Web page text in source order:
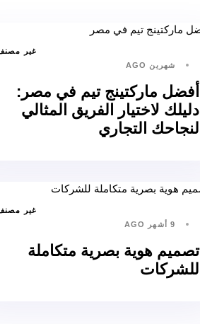
غير
شهرين AGO
أفضل ماركتينج تيم في مصر:
دليلك لاختيار الفريق المثالي
لنجاحك التجاري
غير
9 أشهر AGO
تصميم هوية بصرية متكاملة
للشركات